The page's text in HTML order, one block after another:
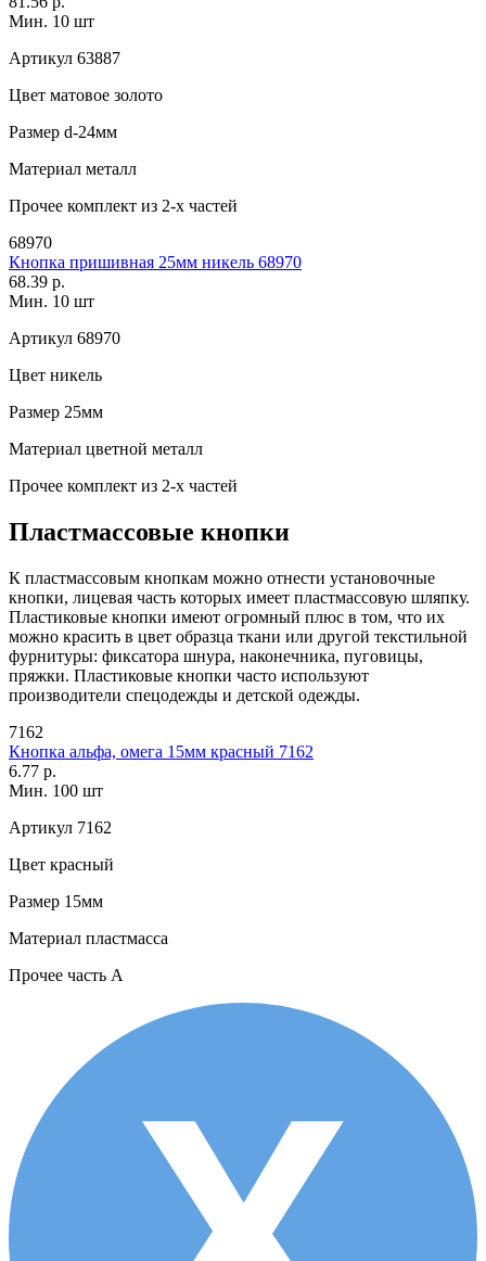
Мин. 10 шт
Артикул 63887
Цвет матовое золото
Размер d-24мм
Материал металл
Прочее комплект из 2-х частей
68970
Кнопка пришивная 25мм никель 68970
68.39 р.
Мин. 10 шт
Артикул 68970
Цвет никель
Размер 25мм
Материал цветной металл
Прочее комплект из 2-х частей
Пластмассовые кнопки
К пластмассовым кнопкам можно отнести установочные
кнопки, лицевая часть которых имеет пластмассовую шляпку.
Пластиковые кнопки имеют огромный плюс в том, что их
можно красить в цвет образца ткани или другой текстильной
фурнитуры: фиксатора шнура, наконечника, пуговицы,
пряжки. Пластиковые кнопки часто используют
производители спецодежды и детской одежды.
7162
Кнопка альфа, омега 15мм красный 7162
6.77 р.
Мин. 100 шт
Артикул 7162
Цвет красный
Размер 15мм
Материал пластмасса
Прочее часть A